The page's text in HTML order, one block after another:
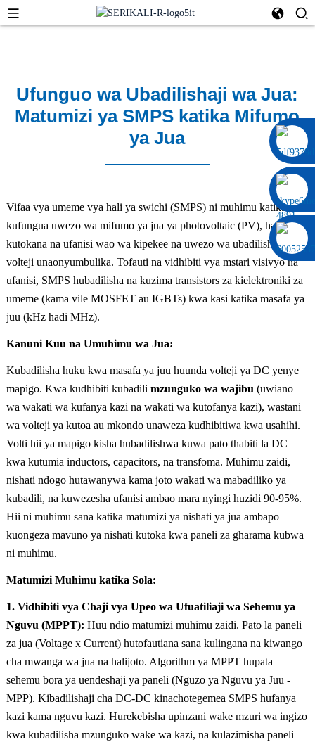
0086 13322920697
Ufunguo wa Ubadilishaji wa Jua:
Matumizi ya SMPS katika Mifumo
ya Jua
Vifaa vya umeme vya hali ya swichi (SMPS) ni muhimu katika
kufungua uwezo wa mifumo ya jua ya photovoltaic (PV), hasa
kutokana na ufanisi wao wa kipekee na uwezo wa ubadilishaji wa
volteji unaonyumbulika. Tofauti na vidhibiti vya mstari visivyo na
ufanisi, SMPS hubadilisha na kuzima transistors za kielektroniki za
umeme (kama vile MOSFET au IGBTs) kwa kasi katika masafa ya
juu (kHz hadi MHz).
Kanuni Kuu na Umuhimu wa Jua:
Kubadilisha huku kwa masafa ya juu huunda volteji ya DC yenye
mapigo. Kwa kudhibiti kubadili mzunguko wa wajibu (uwiano
wa wakati wa kufanya kazi na wakati wa kutofanya kazi), wastani
wa volteji ya kutoa au mkondo unaweza kudhibitiwa kwa usahihi.
Volti hii ya mapigo kisha hubadilishwa kuwa pato thabiti la DC
kwa kutumia inductors, capacitors, na transfoma. Muhimu zaidi,
nishati ndogo hutawanywa kama joto wakati wa mabadiliko ya
kubadili, na kuwezesha ufanisi ambao mara nyingi huzidi 90-95%.
Hii ni muhimu sana katika matumizi ya nishati ya jua ambapo
kuongeza mavuno ya nishati kutoka kwa paneli za gharama kubwa
ni muhimu.
Matumizi Muhimu katika Sola:
1. Vidhibiti vya Chaji vya Upeo wa Ufuatiliaji wa Sehemu ya
Nguvu (MPPT): Huu ndio matumizi muhimu zaidi. Pato la paneli
za jua (Voltage x Current) hutofautiana sana kulingana na kiwango
cha mwanga wa jua na halijoto. Algorithm ya MPPT hupata
sehemu bora ya uendeshaji ya paneli (Nguzo ya Nguvu ya Juu -
MPP). Kibadilishaji cha DC-DC kinachotegemea SMPS hufanya
kazi kama nguvu kazi. Hurekebisha upinzani wake mzuri wa ingizo
kwa kubadilisha mzunguko wake wa kazi, na kulazimisha paneli